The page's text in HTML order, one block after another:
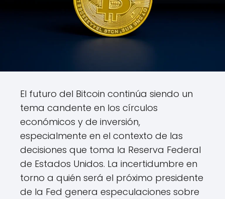
El futuro del Bitcoin continúa siendo un
tema candente en los círculos
económicos y de inversión,
especialmente en el contexto de las
decisiones que toma la Reserva Federal
de Estados Unidos. La incertidumbre en
torno a quién será el próximo presidente
de la Fed genera especulaciones sobre